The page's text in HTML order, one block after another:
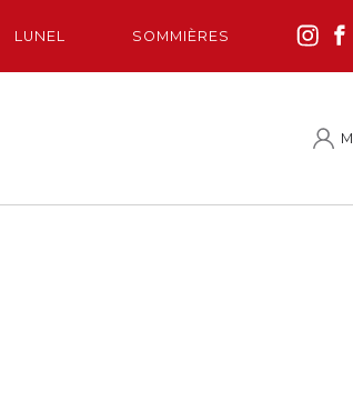
LUNEL SOMMIÈRES